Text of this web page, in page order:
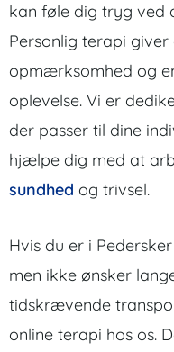
kan føle dig tryg ved
Personlig terapi
opmærksomhed og
oplevelse. Vi er
der passer til dine
hjælpe dig med at
sundhed og trivsel.
Hvis du er i
men ikke ønsker
tidskrævende
online terapi hos os.